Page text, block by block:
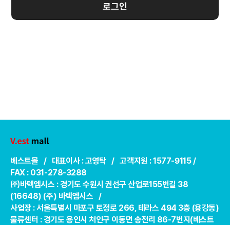
로그인
베스트몰 / 대표이사 : 고영탁 / 고객지원 : 1577-9115 /
FAX : 031-278-3288
㈜바텍엠시스 : 경기도 수원시 권선구 산업로155번길 38
(16648) (주) 바텍엠시스 /
사업장 : 서울특별시 마포구 토정로 266, 테라스 494 3층 (용강동)
물류센터 : 경기도 용인시 처인구 이동면 송전리 86-7번지(베스트